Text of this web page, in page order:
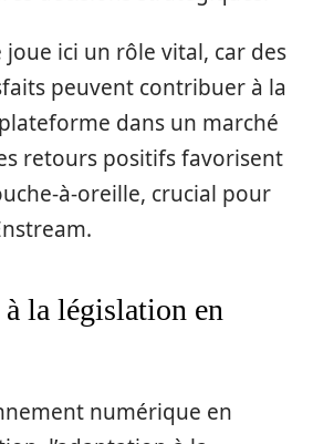
joue ici un rôle vital, car des
peuvent contribuer à la
dans un marché
retours positifs favorisent
à-oreille, crucial pour
la législation en
numérique en